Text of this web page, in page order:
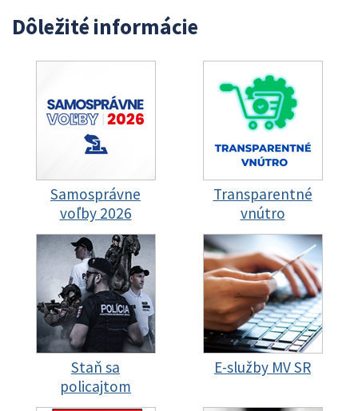
Dôležité informácie
Samosprávne
voľby 2026
Transparentné
vnútro
Staň sa
policajtom
E-služby MV SR